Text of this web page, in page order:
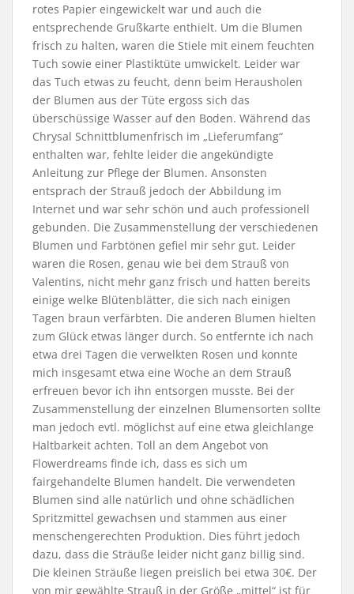
rotes Papier eingewickelt war und auch die
entsprechende Grußkarte enthielt. Um die Blumen
frisch zu halten, waren die Stiele mit einem feuchten
Tuch sowie einer Plastiktüte umwickelt. Leider war
das Tuch etwas zu feucht, denn beim Herausholen
der Blumen aus der Tüte ergoss sich das
überschüssige Wasser auf den Boden. Während das
Chrysal Schnittblumenfrisch im „Lieferumfang“
enthalten war, fehlte leider die angekündigte
Anleitung zur Pflege der Blumen. Ansonsten
entsprach der Strauß jedoch der Abbildung im
Internet und war sehr schön und auch professionell
gebunden. Die Zusammenstellung der verschiedenen
Blumen und Farbtönen gefiel mir sehr gut. Leider
waren die Rosen, genau wie bei dem Strauß von
Valentins, nicht mehr ganz frisch und hatten bereits
einige welke Blütenblätter, die sich nach einigen
Tagen braun verfärbten. Die anderen Blumen hielten
zum Glück etwas länger durch. So entfernte ich nach
etwa drei Tagen die verwelkten Rosen und konnte
mich insgesamt etwa eine Woche an dem Strauß
erfreuen bevor ich ihn entsorgen musste. Bei der
Zusammenstellung der einzelnen Blumensorten sollte
man jedoch evtl. möglichst auf eine etwa gleichlange
Haltbarkeit achten. Toll an dem Angebot von
Flowerdreams finde ich, dass es sich um
fairgehandelte Blumen handelt. Die verwendeten
Blumen sind alle natürlich und ohne schädlichen
Spritzmittel gewachsen und stammen aus einer
menschengerechten Produktion. Dies führt jedoch
dazu, dass die Sträuße leider nicht ganz billig sind.
Die kleinen Sträuße liegen preislich bei etwa 30€. Der
von mir gewählte Strauß in der Größe „mittel“ ist für